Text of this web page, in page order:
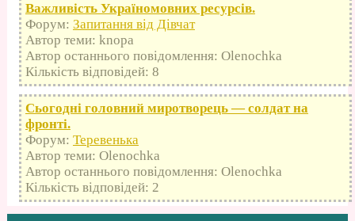
Важливість Україномовних ресурсів.
Форум: Запитання від Дівчат
Автор теми: knopa
Автор останнього повідомлення: Olenochka
Кількість відповідей: 8
Сьогодні головний миротворець — солдат на
фронті.
Форум: Теревенька
Автор теми: Olenochka
Автор останнього повідомлення: Olenochka
Кількість відповідей: 2